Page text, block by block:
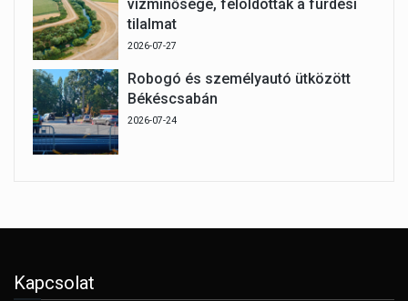
vízminősége, feloldották a fürdési
tilalmat
2026-07-27
Robogó és személyautó ütközött
Békéscsabán
2026-07-24
Kapcsolat